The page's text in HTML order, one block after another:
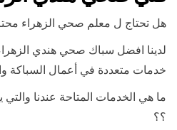
هل تحتاج ل معلم صحي الزهراء
لدينا افضل سباك صحي هندي
خدمات متعددة في أعمال السباكة
ما هي الخدمات المتاحة عندنا
؟؟